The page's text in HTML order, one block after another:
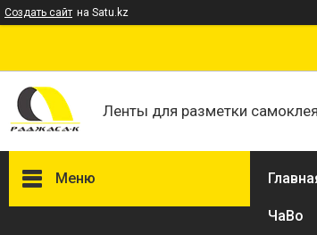
Создать сайт на Satu.kz
Ленты для разметки
Меню
ЧаВо